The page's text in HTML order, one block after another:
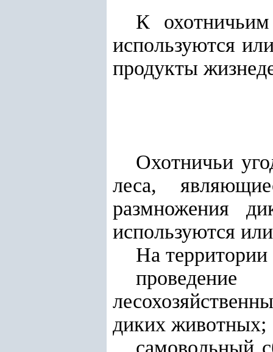
К
используются
продукты
Охотничьи
леса,
размножения
используются
На территории
диких животных;
самовольный